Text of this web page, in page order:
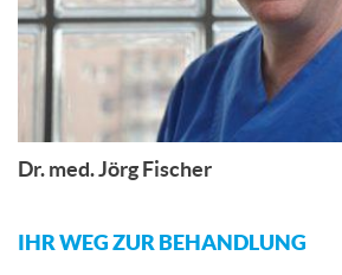
Dr. med. Jörg Fischer
IHR WEG ZUR BEHANDLUNG